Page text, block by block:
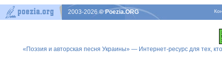
2003-2026© Poezia.ORG
«Поэзия и авторская песня Украины» — Интернет-ресурс для тех,